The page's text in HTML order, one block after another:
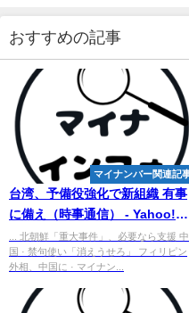
おすすめの記事
マイナンバー関連記
台湾、予備役強化で新組織 有事
に備え（時事通信） - Yahoo!ニ
ュース
... 北朝鮮「重大事件」、必要なら支援 中
国 · 禁句使い「消えうせろ」 フィリピン
外相、中国に · マイナン...